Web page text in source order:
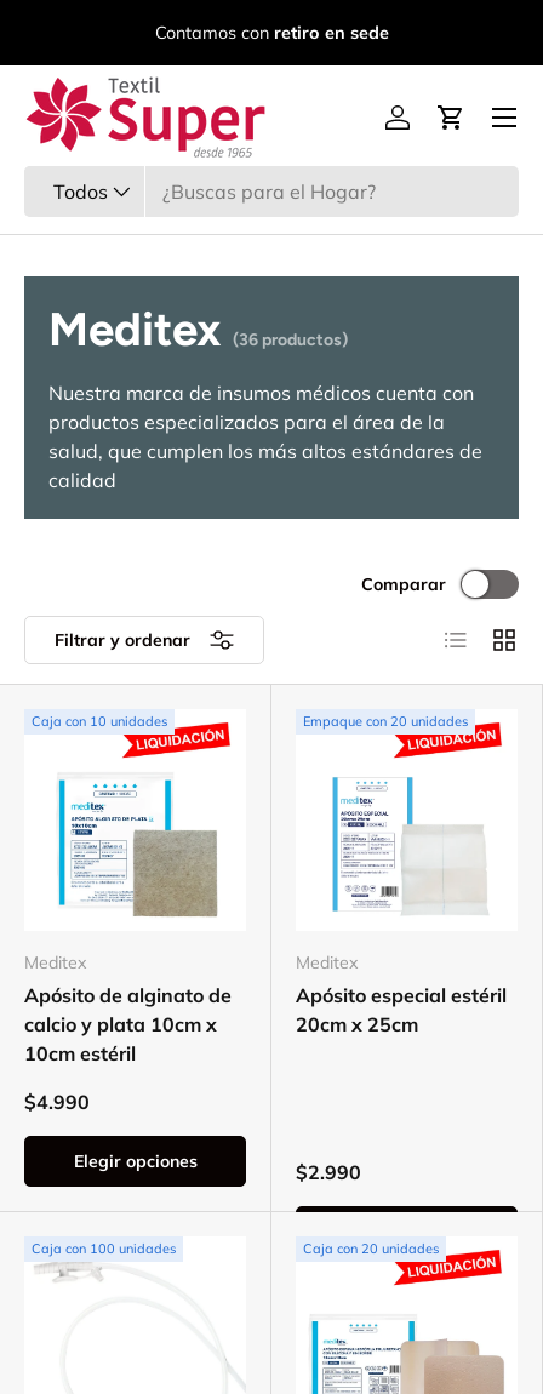
Ir al contenido
Contamos conretiro en sede
Todos
Iniciar sesión
Carrito
Menú
Meditex (36 productos)
Nuestra marca de insumos médicos cuenta con
productos especializados para el área de la
salud, que cumplen los más altos estándares de
calidad
Filtrar y ordenar
Comparar
Lista
Caja con 10 unidades
Meditex
Apósito de alginato de
calcio y plata 10cm x
10cm estéril
$4.990
Elegir opciones
Empaque con 20 unidades
Meditex
Apósito especial estéril
20cm x 25cm
$2.990
Caja con 100 unidades Caja con 20 unidades